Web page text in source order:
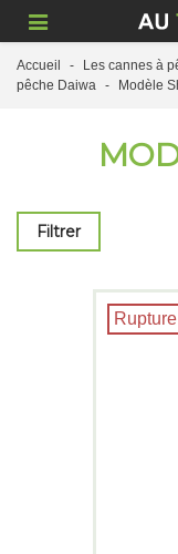
Accueil - Les cannes à
pêche Daiwa - Modèle
Filtrer
Rupture